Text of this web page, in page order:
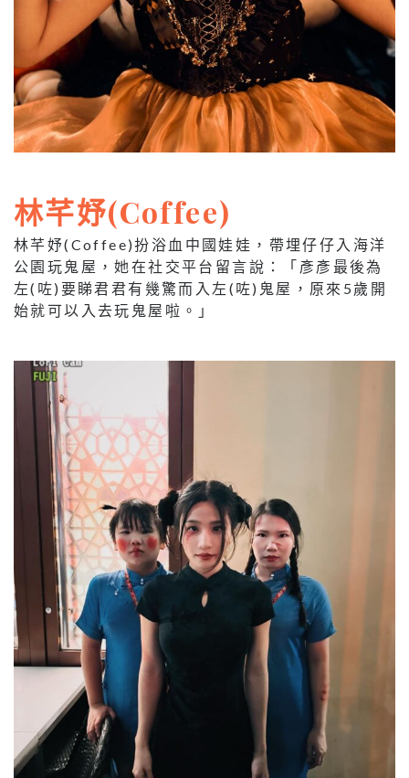
林芊妤(Coffee)
林芊妤(Coffee)扮浴血中國娃娃，帶埋仔仔入海洋
公園玩鬼屋，她在社交平台留言說：「彥彥最後為
左(咗)要睇君君有幾驚而入左(咗)鬼屋，原來5歲開
始就可以入去玩鬼屋啦。」